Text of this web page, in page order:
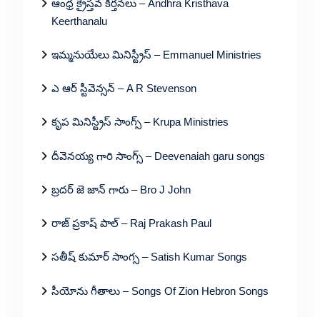
ఆంధ్ర క్రైస్తవ కీర్తనలు – Andhra Kristhava
Keerthanalu
ఇమ్మనుయేలు మినిస్ట్రీస్ – Emmanuel Ministries
ఎ ఆర్ స్టీవెన్సన్ – A R Stevenson
కృప మినిస్ట్రీస్ సాంగ్స్ – Krupa Ministries
దీవెనయ్య గారి సాంగ్స్ – Deevenaiah garu songs
బ్రదర్ జె జాన్ గారు – Bro J John
రాజ్ ప్రకాష్ పాల్ – Raj Prakash Paul
సతీష్ కుమార్ సాంగ్స – Satish Kumar Songs
సీయోను గీతాలు – Songs Of Zion Hebron Songs